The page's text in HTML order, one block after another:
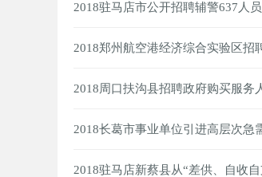
2018驻马店市公开招聘辅警637人
2018郑州航空港经济综合实验区招
2018周口扶沟县招聘政府购买服务
2018长葛市事业单位引进高层次急
2018驻马店新蔡县从“差供、自收